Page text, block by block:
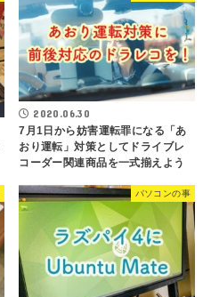
2020.06.30
7月1日から妨害運転罪になる「あ
おり運転」対策としてドライブレ
コーダー関連商品を一式揃えよう
パソコンの事